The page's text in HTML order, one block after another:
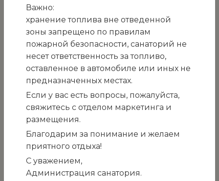
даты заключения договора
по 28.02.2027
г. Ялта, пгт.
Кореиз
04.03.2026г.
Вид процедуры закупки: открытый конкурс,
состоится 11.00 ч. 19.03.2026г.
1. Сведения о заказчике (организаторе):
Государственное медицинское учреждение
«Санаторий «Белоруссия»
1.2. место нахождения: Российская Федерация,
Республика Крым, г. Ялта, пгт. Кореиз,
Мисхорский спуск, 2.
Важно:
хранение топлива вне отведенной
зоны запрещено по правилам
пожарной безопасности, санаторий не
несет ответственность за топливо,
оставленное в автомобиле или иных не
предназначенных местах.
Если у вас есть вопросы, пожалуйста,
свяжитесь с отделом маркетинга и
размещения.
Благодарим за понимание и желаем
приятного отдыха!
С уважением,
Администрация санатория.